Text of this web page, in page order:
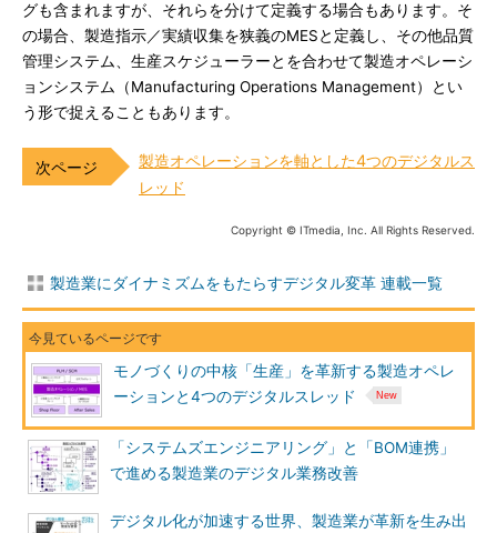
グも含まれますが、それらを分けて定義する場合もあります。そ
の場合、製造指示／実績収集を狭義のMESと定義し、その他品質
管理システム、生産スケジューラーとを合わせて製造オペレーシ
ョンシステム（Manufacturing Operations Management）とい
う形で捉えることもあります。
製造オペレーションを軸とした4つのデジタルス
レッド
Copyright © ITmedia, Inc. All Rights Reserved.
製造業にダイナミズムをもたらすデジタル変革 連載一覧
モノづくりの中核「生産」を革新する製造オペレ
ーションと4つのデジタルスレッド
「システムズエンジニアリング」と「BOM連携」
で進める製造業のデジタル業務改善
デジタル化が加速する世界、製造業が革新を生み出